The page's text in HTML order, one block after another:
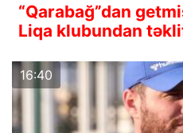
“Qarabağ”dan
Liqa klubundan
16:40